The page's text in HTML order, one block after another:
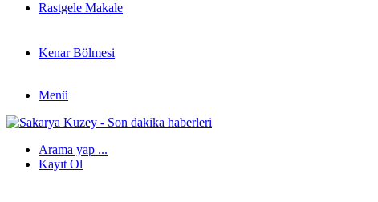
Rastgele Makale
Kenar Bölmesi
Menü
Arama yap ...
Kayıt Ol